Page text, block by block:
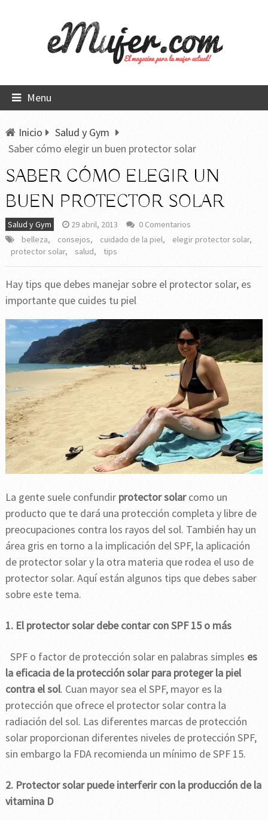
Menu
Inicio
Salud y Gym
Saber cómo elegir un buen protector solar
SABER CÓMO ELEGIR UN
BUEN PROTECTOR SOLAR
Salud y Gym 29 abril, 2013
0 Comentarios
belleza, consejos, cuidado de la piel, elegir protector solar,
protector solar, salud, tips
Hay tips que debes manejar sobre el protector solar, es
importante que cuides tu piel
La gente suele confundirprotector solarcomo un
producto que te dará una protección completa y libre de
preocupaciones contra los rayos del sol. También hay un
área gris en torno a la implicación del SPF, la aplicación
de protector solar y la otra materia que rodea el uso de
protector solar. Aquí están algunos tips que debes saber
sobre este tema.
1. El protector solar debe contar con SPF 15 o más
SPF o factor de protección solar en palabras simples es
la eficacia de la protección solar para proteger la piel
contra el sol. Cuan mayor sea el SPF, mayor es la
protección que ofrece el protector solar contra la
radiación del sol. Las diferentes marcas de protección
solar proporcionan diferentes niveles de protección SPF,
sin embargo la FDA recomienda un mínimo de SPF 15.
2. Protector solar puede interferir con la producción de la
vitamina D